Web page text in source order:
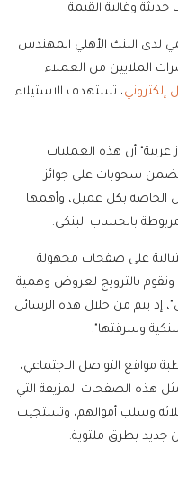
حديثة وغالية القيمة.
لدى البنك الأهلي المهندس
الملايين من العملاء
إلكتروني، تستهدف الاستيلاء
أن هذه العمليات
سحوبات على جوائز
الخاصة بكل عميل، وأهمها
بالحساب البنكي.
على صفحات مجهولة
بالترويج لعروض وهمية
يتم من خلال هذه الرسائل
وسرقتها".
مواقع التواصل الاجتماعي،
هذه الصفحات المزيفة التي
وسلب أموالهم، وتستجيب
جديد بطرق ملتوية.